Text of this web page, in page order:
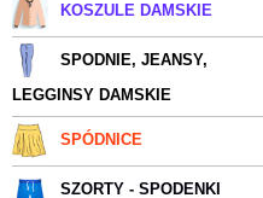
KOSZULE DAMSKIE
SPODNIE, JEANSY,
LEGGINSY DAMSKIE
SPÓDNICE
SZORTY - SPODENKI